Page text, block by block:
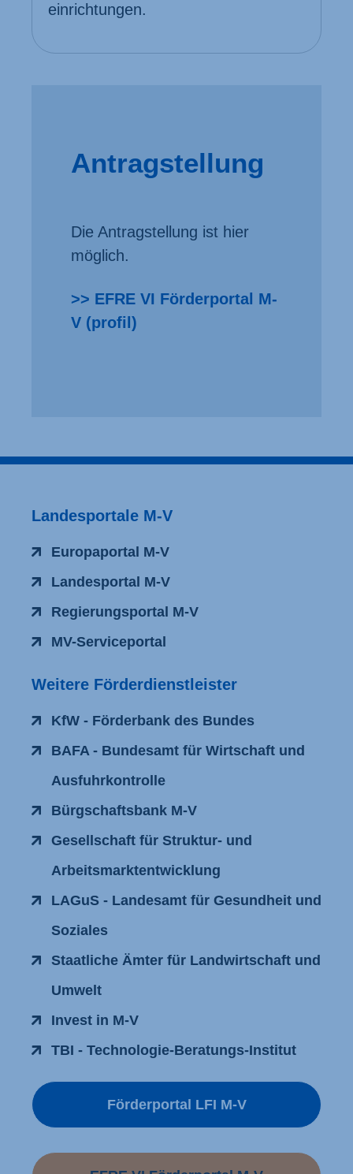
einrichtungen.
Antragstellung
Die Antragstellung ist hier
möglich.
>> EFRE VI Förderportal M-
V (profil)
Landesportale M-V
Europaportal M-V
Landesportal M-V
Regierungsportal M-V
MV-Serviceportal
Weitere Förderdienstleister
KfW - Förderbank des Bundes
BAFA - Bundesamt für Wirtschaft und
Ausfuhrkontrolle
Bürgschaftsbank M-V
Gesellschaft für Struktur- und
Arbeitsmarktentwicklung
LAGuS - Landesamt für Gesundheit und
Soziales
Staatliche Ämter für Landwirtschaft und
Umwelt
Invest in M-V
TBI - Technologie-Beratungs-Institut
Förderportal LFI M-V